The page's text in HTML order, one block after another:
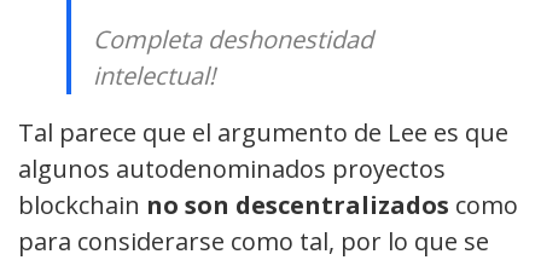
Completa deshonestidad
intelectual!
Tal parece que el argumento de Lee es que
algunos autodenominados proyectos
blockchain no son descentralizados como
para considerarse como tal, por lo que se